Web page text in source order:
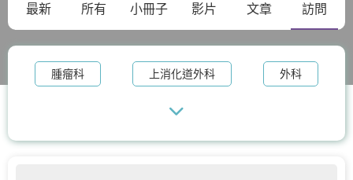
最新 所有 小冊子 影片 文章 訪問
腫瘤科 上消化道外科 外科
耳鼻喉科 核子醫學及正電子掃描